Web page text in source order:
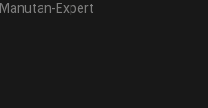
Manutan-Expert